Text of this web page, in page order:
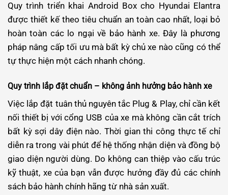
Quy trình triển khai Android Box cho Hyundai Elantra
được thiết kế theo tiêu chuẩn an toàn cao nhất, loại bỏ
hoàn toàn các lo ngại về bảo hành xe. Đây là phương
pháp nâng cấp tối ưu mà bất kỳ chủ xe nào cũng có thể
tự thực hiện một cách nhanh chóng.
Quy trình lắp đặt chuẩn – không ảnh hưởng bảo hành xe
Việc lắp đặt tuân thủ nguyên tắc Plug & Play, chỉ cần kết
nối thiết bị với cổng USB của xe mà không cần cắt trích
bất kỳ sợi dây điện nào. Thời gian thi công thực tế chỉ
diễn ra trong vài phút để hệ thống nhận diện và đồng bộ
giao diện người dùng. Do không can thiệp vào cấu trúc
kỹ thuật, xe của bạn vẫn được hưởng đầy đủ các chính
sách bảo hành chính hãng từ nhà sản xuất.